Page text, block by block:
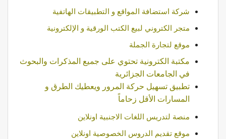
شركة استضافة المواقع و التطبيقات الهاتفية
متجر الكتروني لبيع الكتب الورقية و الإلكترونية
موقع لتجارة الجملة
مكتبة الكترونية تحتوي على جميع المذكرات والبحوث
في الجامعات الجزائرية
تطبيق تسهيل حركة المرور ويعطيك الطرق و
المسارات الأقل زحاماً
منصة لتدريس اللغات الاجنبية اونلاين
موقع تقديم الدروس الخصوصية اونلاين